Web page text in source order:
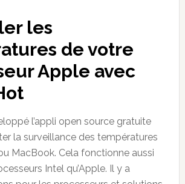
les
de votre
Apple avec
l’appli open source gratuite
la surveillance des températures
MacBook. Cela fonctionne aussi
Intel qu’Apple. Il y a